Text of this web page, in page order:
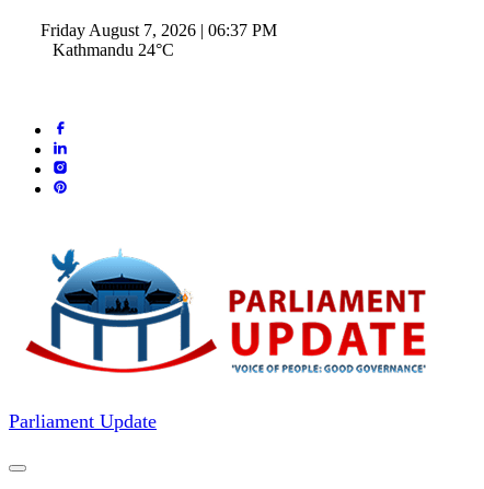
Friday August 7, 2026 | 06:37 PM
Kathmandu 24°C
Parliament Update